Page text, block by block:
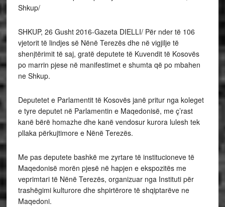
Shkup/
SHKUP, 26 Gusht 2016-Gazeta DIELLI/ Për nder të 106
vjetorit të lindjes së Nënë Terezës dhe në vigjilje të
shenjtërimit të saj, gratë deputete të Kuvendit të Kosovës
po marrin pjese në manifestimet e shumta që po mbahen
ne Shkup.
Deputetet e Parlamentit të Kosovës janë pritur nga koleget
e tyre deputet në Parlamentin e Maqedonisë, me ç’rast
kanë bërë homazhe dhe kanë vendosur kurora lulesh tek
pllaka përkujtimore e Nënë Terezës.
Me pas deputete bashkë me zyrtare të institucioneve të
Maqedonisë morën pjesë në hapjen e ekspozitës me
veprimtari të Nënë Terezës, organizuar nga Instituti për
trashëgimi kulturore dhe shpirtërore të shqiptarëve ne
Maqedoni.